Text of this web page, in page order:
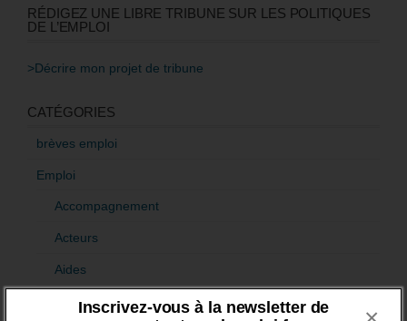
Inscrivez-vous à la newsletter de
RÉDIGEZ UNE LIBRE TRIBUNE SUR LES POLITIQUES
DE L’EMPLOI
>Décrire mon projet de tribune
CATÉGORIES
brèves emploi
Emploi
Accompagnement
Acteurs
Aides
Cadres